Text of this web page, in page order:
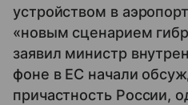
устройством в
«новым сценарием
заявил министр
фоне в ЕС начали
причастность России,